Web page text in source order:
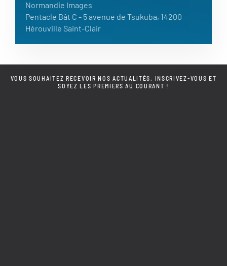
Normandie Images
Pentacle Bât C - 5 avenue de Tsukuba, 14200
Hérouville Saint-Clair
VOUS SOUHAITEZ RECEVOIR NOS ACTUALITÉS, INSCRIVEZ-VOUS ET
SOYEZ LES PREMIERS AU COURANT !